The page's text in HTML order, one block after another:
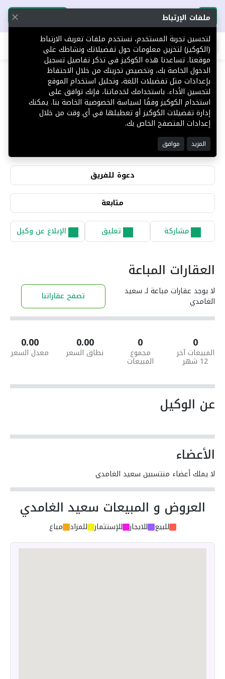
تحميل التطبيق تحميل التطبيق
اطلب عقارك
سعيد الغامدي
0
التقييمات
دعوة للفريق
متابعة
مشاركة تعليق الإبلاغ عن وكيل
العقارات المباعة
لا يوجد عقارات مباعة لـ سعيد
الغامدي تصفح عقاراتنا
0
المبيعات آخر
12 شهر
0
مجموع
المبيعات
0.00
نطاق السعر
0.00
معدل السعر
عن الوكيل
الأعضاء
لا يملك أعضاء منتسبين سعيد الغامدي
العروض و المبيعات سعيد الغامدي
للبيع للايجار للإستثمار للمزاد مباع
ملفات الإرتباط
لتحسين تجربة المستخدم، نستخدم ملفات تعريف الارتباط
(الكوكيز) لتخزين معلومات حول تفضيلاتك ونشاطك على
موقعنا. تساعدنا هذه الكوكيز في تذكر تفاصيل تسجيل
الدخول الخاصة بك، وتخصيص تجربتك من خلال الاحتفاظ
بإعدادات مثل تفضيلات اللغة، وتحليل استخدام الموقع
لتحسين الأداء. باستخدامك لخدماتنا، فإنك توافق على
استخدام الكوكيز وفقًا لسياسة الخصوصية الخاصة بنا. يمكنك
إدارة تفضيلات الكوكيز أو تعطيلها في أي وقت من خلال
إعدادات المتصفح الخاص بك.
المزيد موافق